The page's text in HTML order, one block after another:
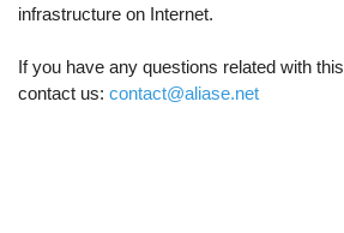
infrastructure on Internet.
If you have any questions related with
contact us: contact@aliase.net